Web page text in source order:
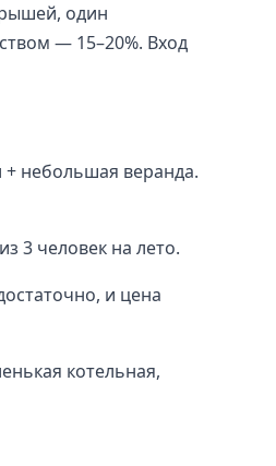
один
— 15–20%. Вход
небольшая веранда.
3 человек на лето.
и цена
котельная,